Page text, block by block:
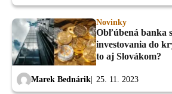
Novinky
Obľúbená banka
investovania do
to aj Slovákom?
Marek Bednárik 25. 11. 2023